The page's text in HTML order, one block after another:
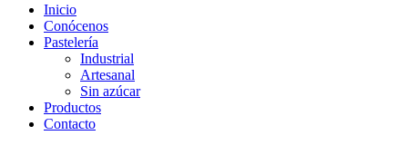
Inicio
Conócenos
Pastelería
Industrial
Artesanal
Sin azúcar
Productos
Contacto